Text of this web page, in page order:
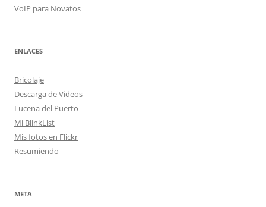
VoIP para Novatos
ENLACES
Bricolaje
Descarga de Videos
Lucena del Puerto
Mi BlinkList
Mis fotos en Flickr
Resumiendo
META